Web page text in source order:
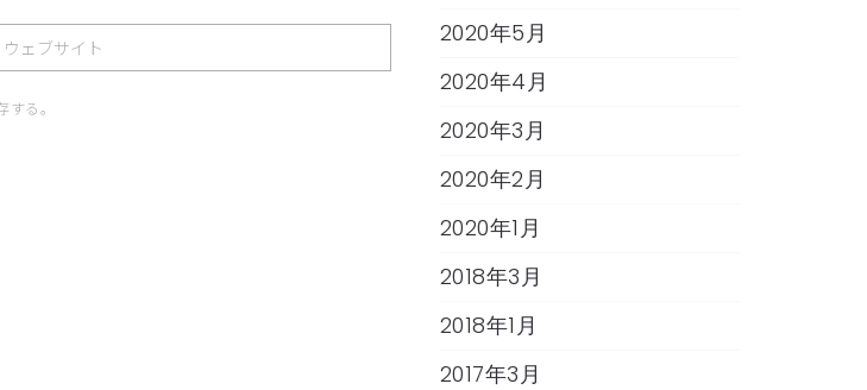
る。
2020年5月
2020年4月
2020年3月
2020年2月
2020年1月
2018年3月
2018年1月
2017年3月